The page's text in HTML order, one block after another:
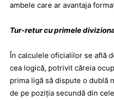
ambele care ar avantaja
Tur-retur cu primele
În calculele oficialilor se află
cea logică, potrivit căreia
prima ligă să dispute o dublă
de pe poziţia secundă din